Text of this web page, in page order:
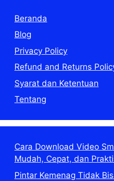
Beranda
Blog
Privacy Policy
Refund and Returns
Syarat dan Ketentuan
Tentang
Cara Download Video
Mudah, Cepat, dan
Pintar Kemenag Tidak